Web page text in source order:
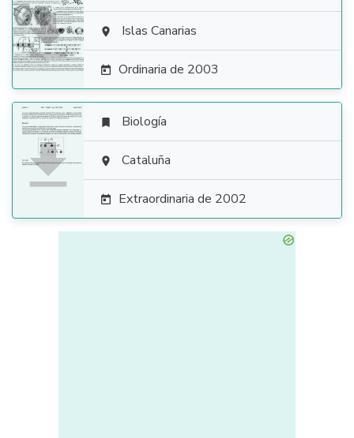
  Islas Canarias
 Ordinaria de 2003

 Biología
 Cataluña
 Extraordinaria de 2002